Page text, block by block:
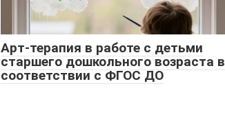
Арт-терапия в работе с детьми
старшего дошкольного возраста в
соответствии с ФГОС ДО